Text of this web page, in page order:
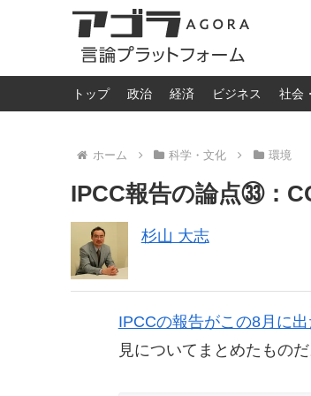
トップ 政治 経済 ビジネス 社会
ホーム 科学・文化 環境
IPCC報告の論点㉝：
杉山 大志
IPCCの報告がこの8月に出
見についてまとめたもの